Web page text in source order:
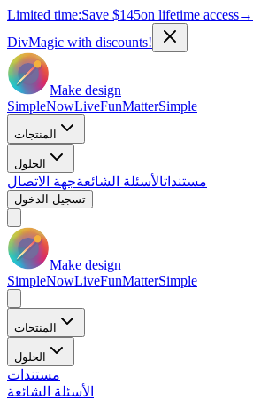
Limited time:Save $145on lifetime access→
DivMagic with discounts!
Make design
SimpleNowLiveFunMatterSimple
المنتجات
الحلول
مستنداتالأسئلة الشائعةجهة الاتصال
تسجيل الدخول
Make design
SimpleNowLiveFunMatterSimple
المنتجات
الحلول
مستندات
الأسئلة الشائعة